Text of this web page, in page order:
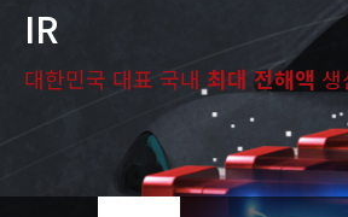
IR
대한민국 대표 국내 최대 전해액 생